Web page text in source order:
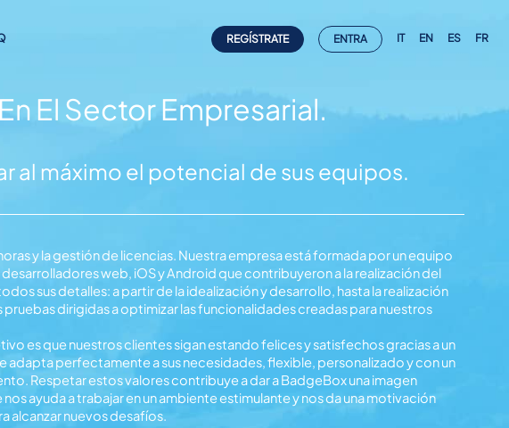
IT EN ES FR
REGÍSTRATE ENTRA
El Sector Empresarial.
al máximo el potencial de sus equipos.
y la gestión de licencias. Nuestra empresa está formada por un equipo
web, iOS y Android que contribuyeron a la realización del
sus detalles: a partir de la idealización y desarrollo, hasta la realización
pruebas dirigidas a optimizar las funcionalidades creadas para nuestros
es que nuestros clientes sigan estando felices y satisfechos gracias a un
adapta perfectamente a sus necesidades, flexible, personalizado y con un
Respetar estos valores contribuye a dar a BadgeBox una imagen
ayuda a trabajar en un ambiente estimulante y nos da una motivación
alcanzar nuevos desafíos.